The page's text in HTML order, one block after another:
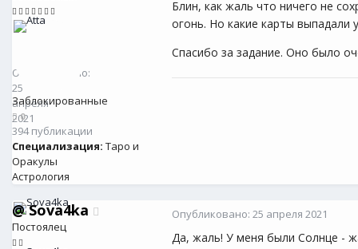
Опубликовано:
25
апреля
2021
Заблокированные
0
394 публикации
Специализация: Таро и
Оракулы
Астрология
Блин, как жаль что ничего не
огонь. Но какие карты
Спасибо за задание. Оно было
@Sova4ka
Постоялец
Опубликовано: 25 апреля 2021
Да, жаль! У меня были Солнце -